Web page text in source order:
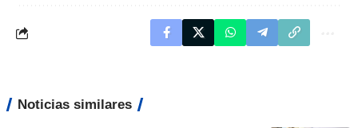
Noticias similares